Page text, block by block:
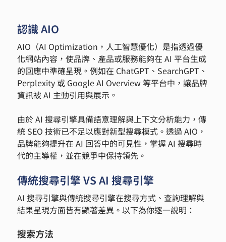
認識 AIO
AIO（AI Optimization，人工智慧優化）是指透過優
化網站內容，使品牌、產品或服務能夠在 AI 平台生成
的回應中準確呈現。例如在 ChatGPT、SearchGPT、
Perplexity 或 Google AI Overview 等平台中，讓品牌
資訊被 AI 主動引用與展示。
由於 AI 搜尋引擎具備語意理解與上下文分析能力，傳
統 SEO 技術已不足以應對新型搜尋模式。透過 AIO，
品牌能夠提升在 AI 回答中的可見性，掌握 AI 搜尋時
代的主導權，並在競爭中保持領先。
傳統搜尋引擎 VS AI 搜尋引擎
AI 搜尋引擎與傳統搜尋引擎在搜尋方式、查詢理解與
結果呈現方面皆有顯著差異。以下為你逐一說明：
搜索方法